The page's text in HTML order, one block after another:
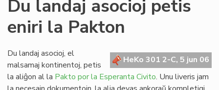
Du landaj asocioj petis
eniri la Pakton
HeKo 301 2-C, 5 jun 06
Du landaj asocioj, el
malsamaj kontinentoj, petis
la aliĝon al la Pakto por la Esperanta Civito. Unu liveris jam